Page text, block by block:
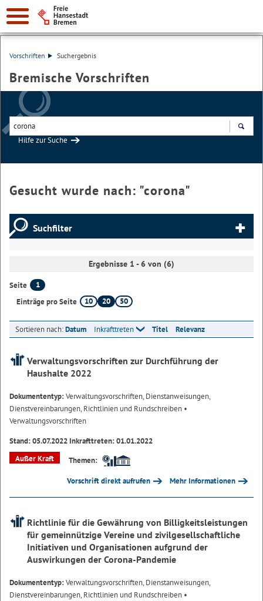
Vorschriften Suchergebnis
Bremische Vorschriften
Hilfe zur Suche
Gesucht wurde nach: "corona"
Suchfilter
Ergebnisse 1 - 6 von (6)
Seite
1
Einträge pro Seite
10 20 50
Sortieren nach:Datum Inkrafttreten Titel Relevanz
Verwaltungsvorschriften zur Durchführung der
Haushalte 2022
Dokumententyp:Verwaltungsvorschriften, Dienstanweisungen,
Dienstvereinbarungen, Richtlinien und Rundschreiben •
Verwaltungsvorschriften
Stand: 05.07.2022 Inkrafttreten: 01.01.2022
Außer Kraft
Themen:
Vorschrift direkt aufrufen Mehr Informationen
Richtlinie für die Gewährung von Billigkeitsleistungen
für gemeinnützige Vereine und zivilgesellschaftliche
Initiativen und Organisationen aufgrund der
Auswirkungen der Corona-Pandemie
Dokumententyp:Verwaltungsvorschriften, Dienstanweisungen,
Dienstvereinbarungen, Richtlinien und Rundschreiben •